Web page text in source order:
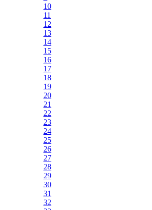
10
11
12
13
14
15
16
17
18
19
20
21
22
23
24
25
26
27
28
29
30
31
32